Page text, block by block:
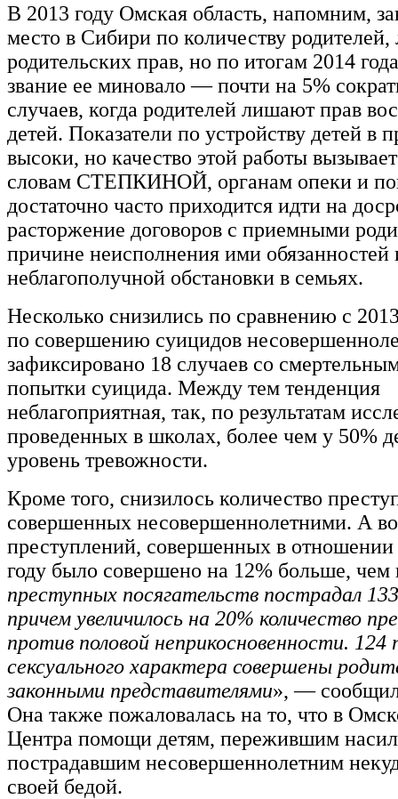
В 2013 году Омская область, напомним,
место в Сибири по количеству
родительских прав, но по итогам 2014
звание ее миновало — почти на 5%
случаев, когда родителей лишают прав
детей. Показатели по устройству детей в
высоки, но качество этой работы
словам СТЕПКИНОЙ, органам опеки и
достаточно часто приходится идти на
расторжение договоров с приемными
причине неисполнения ими обязанностей
неблагополучной обстановки в семьях.
Несколько снизились по сравнению с
по совершению суицидов
зафиксировано 18 случаев со
попытки суицида. Между тем тенденция
неблагоприятная, так, по результатам
проведенных в школах, более чем у 50%
уровень тревожности.
Кроме того, снизилось количество
совершенных несовершеннолетними. А
преступлений, совершенных в отношении
году было совершено на 12% больше, чем
преступных посягательств пострадал
причем увеличилось на 20% количество
против половой неприкосновенности. 124
сексуального характера совершены
законными представителями», —
Она также пожаловалась на то, что в
Центра помощи детям, пережившим
пострадавшим несовершеннолетним
своей бедой.